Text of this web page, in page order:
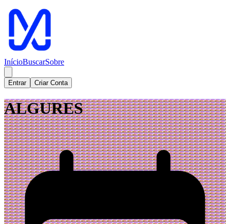
InícioBuscarSobre
Entrar Criar Conta
ALGURES